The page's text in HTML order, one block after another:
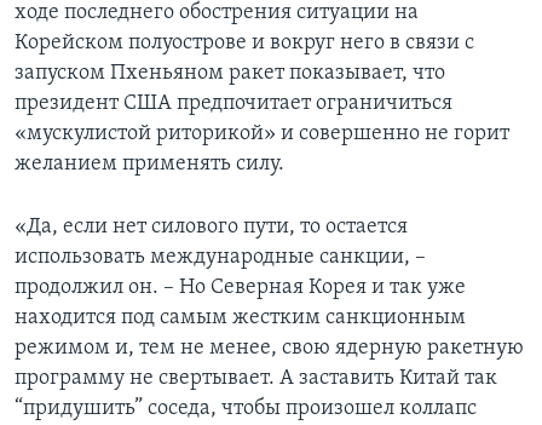
ходе последнего обострения ситуации на
Корейском полуострове и вокруг него в связи с
запуском Пхеньяном ракет показывает, что
президент США предпочитает ограничиться
«мускулистой риторикой» и совершенно не горит
желанием применять силу.
«Да, если нет силового пути, то остается
использовать международные санкции, –
продолжил он. – Но Северная Корея и так уже
находится под самым жестким санкционным
режимом и, тем не менее, свою ядерную ракетную
программу не свертывает. А заставить Китай так
“придушить” соседа, чтобы произошел коллапс